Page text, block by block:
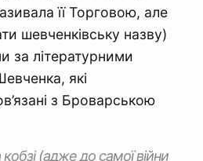
її Торговою, але
шевченківську назву)
за літературними
які
з Броварською
(адже до самої війни